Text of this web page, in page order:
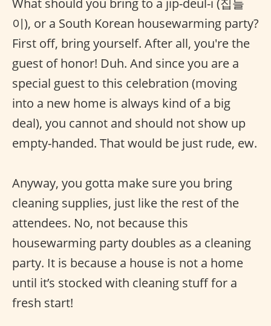
이), or a South Korean housewarming party?
First off, bring yourself. After all, you're the
guest of honor! Duh. And since you are a
special guest to this celebration (moving
into a new home is always kind of a big
deal), you cannot and should not show up
empty-handed. That would be just rude, ew.
Anyway, you gotta make sure you bring
cleaning supplies, just like the rest of the
attendees. No, not because this
housewarming party doubles as a cleaning
party. It is because a house is not a home
until it’s stocked with cleaning stuff for a
fresh start!